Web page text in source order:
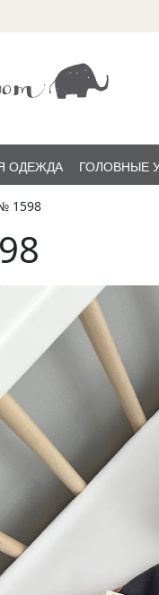
ОДЕЖДА ГОЛОВНЫЕ
1598